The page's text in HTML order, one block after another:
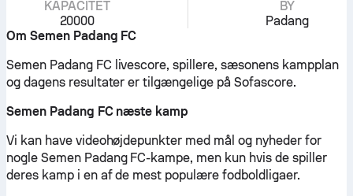
KAPACITET
20000
BY
Padang
Om Semen Padang FC
Semen Padang FC livescore, spillere, sæsonens kampplan
og dagens resultater er tilgængelige på Sofascore.
Semen Padang FC næste kamp
Vi kan have videohøjdepunkter med mål og nyheder for
nogle Semen Padang FC-kampe, men kun hvis de spiller
deres kamp i en af de mest populære fodboldligaer.